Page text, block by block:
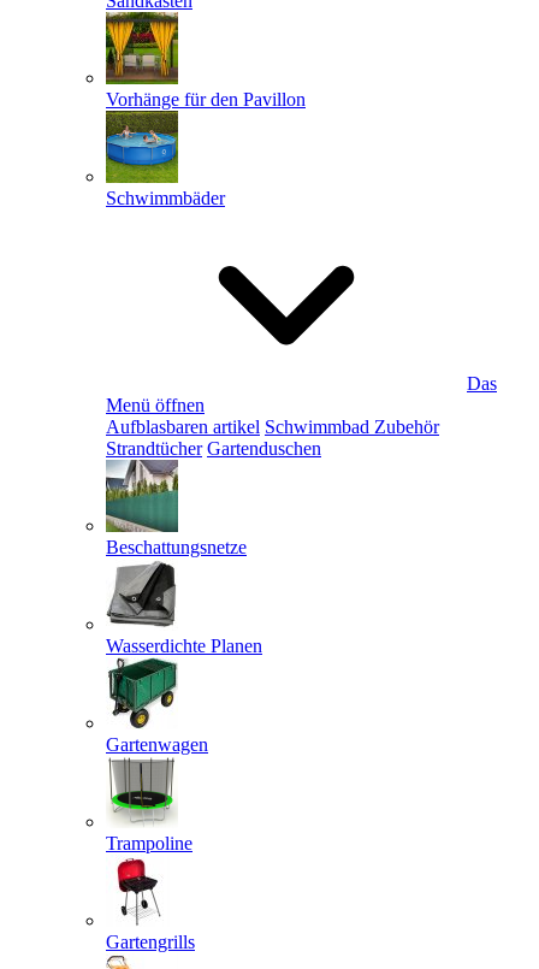
Vorhänge für den Pavillon
Schwimmbäder
Das
Menü öffnen
Aufblasbaren artikel Schwimmbad Zubehör
Strandtücher Gartenduschen
Beschattungsnetze
Wasserdichte Planen
Gartenwagen
Trampoline
Gartengrills